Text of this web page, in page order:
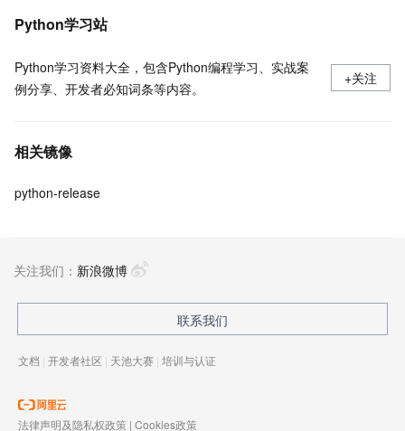
Python学习站
Python学习资料大全，包含Python编程学习、实战案
例分享、开发者必知词条等内容。
+关注
相关镜像
python-release
关注我们： 新浪微博
联系我们
文档 | 开发者社区 | 天池大赛 | 培训与认证
法律声明及隐私权政策 | Cookies政策